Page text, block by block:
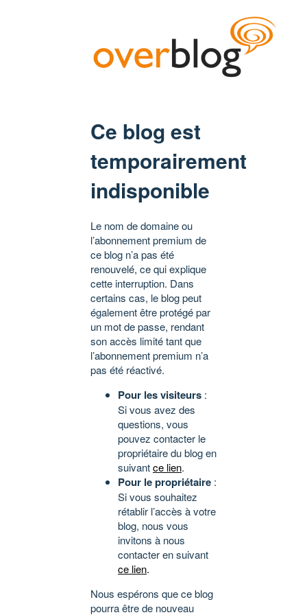
Ce blog est
temporairement
indisponible
Le nom de domaine ou
l’abonnement premium de
ce blog n’a pas été
renouvelé, ce qui explique
cette interruption. Dans
certains cas, le blog peut
également être protégé par
un mot de passe, rendant
son accès limité tant que
l’abonnement premium n’a
pas été réactivé.
Pour les visiteurs :
Si vous avez des
questions, vous
pouvez contacter le
propriétaire du blog en
suivantce lien.
Pour le propriétaire :
Si vous souhaitez
rétablir l’accès à votre
blog, nous vous
invitons à nous
contacter en suivant
ce lien.
Nous espérons que ce blog
pourra être de nouveau